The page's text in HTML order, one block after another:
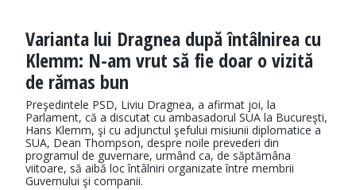
Varianta lui Dragnea după întâlnirea cu
Klemm: N-am vrut să fie doar o vizită
de rămas bun
Preşedintele PSD, Liviu Dragnea, a afirmat joi, la
Parlament, că a discutat cu ambasadorul SUA la Bucureşti,
Hans Klemm, şi cu adjunctul şefului misiunii diplomatice a
SUA, Dean Thompson, despre noile prevederi din
programul de guvernare, urmând ca, de săptămâna
viitoare, să aibă loc întâlniri organizate între membrii
Guvernului şi companii.